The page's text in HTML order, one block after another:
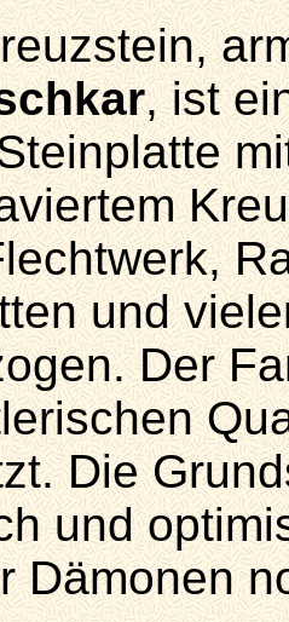
, ist
und
Der
Die
und
Dämonen